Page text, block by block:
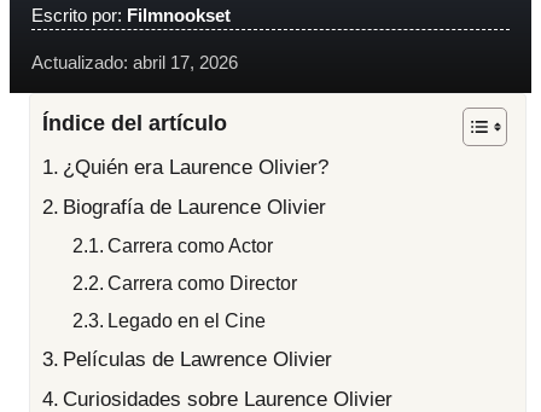
Escrito por: Filmnookset
Actualizado: abril 17, 2026
Índice del artículo
¿Quién era Laurence Olivier?
Biografía de Laurence Olivier
Carrera como Actor
Carrera como Director
Legado en el Cine
Películas de Lawrence Olivier
Curiosidades sobre Laurence Olivier